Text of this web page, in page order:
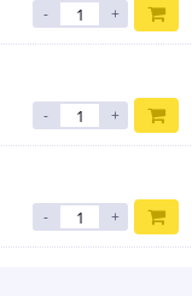
- +
- +
- +